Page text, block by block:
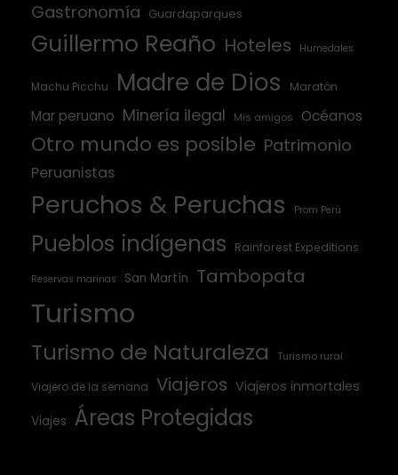
Gastronomía Guardaparques
Guillermo Reaño Hoteles Humedales
Machu Picchu Madre de Dios Maratón
Mar peruano Minería ilegal Mis amigos Océanos
Otro mundo es posible Patrimonio
Peruanistas
Peruchos & Peruchas Prom Perú
Pueblos indígenas Rainforest Expeditions
Reservas marinas San Martín Tambopata
Turismo
Turismo de Naturaleza Turismo rural
Viajero de la semana Viajeros Viajeros inmortales
Viajes Áreas Protegidas